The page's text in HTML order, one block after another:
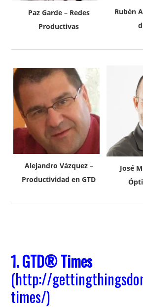
Paz Garde – Redes
Productivas
Rubén
Alejandro Vázquez –
Productividad en GTD
José
1.GTD® Times
(http://
times/)